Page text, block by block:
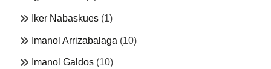
Iker Nabaskues (1)
Imanol Arrizabalaga (10)
Imanol Galdos (10)